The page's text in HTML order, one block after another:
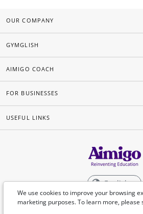
We use cookies to improve your browsing
marketing purposes. To learn more, please
OUR COMPANY
GYMGLISH
AIMIGO COACH
FOR BUSINESSES
USEFUL LINKS
English
©Aimigo 2026